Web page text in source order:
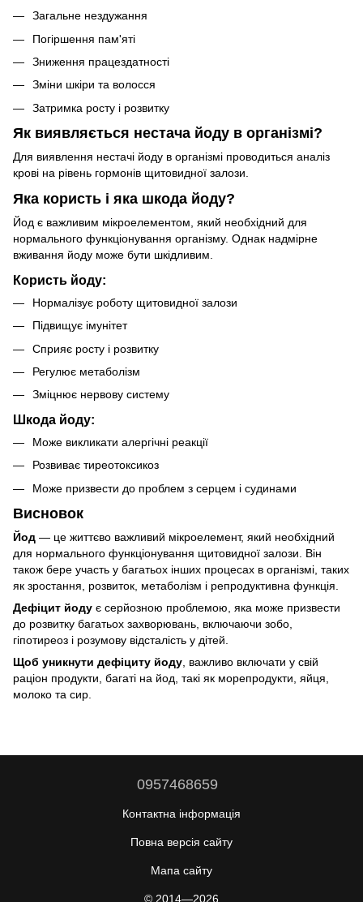
Загальне нездужання
Погіршення пам'яті
Зниження працездатності
Зміни шкіри та волосся
Затримка росту і розвитку
Як виявляється нестача йоду в організмі?
Для виявлення нестачі йоду в організмі проводиться аналіз
крові на рівень гормонів щитовидної залози.
Яка користь і яка шкода йоду?
Йод є важливим мікроелементом, який необхідний для
нормального функціонування організму. Однак надмірне
вживання йоду може бути шкідливим.
Користь йоду:
Нормалізує роботу щитовидної залози
Підвищує імунітет
Сприяє росту і розвитку
Регулює метаболізм
Зміцнює нервову систему
Шкода йоду:
Може викликати алергічні реакції
Розвиває тиреотоксикоз
Може призвести до проблем з серцем і судинами
Висновок
Йод — це життєво важливий мікроелемент, який необхідний
для нормального функціонування щитовидної залози. Він
також бере участь у багатьох інших процесах в організмі, таких
як зростання, розвиток, метаболізм і репродуктивна функція.
Дефіцит йоду є серйозною проблемою, яка може призвести
до розвитку багатьох захворювань, включаючи зобо,
гіпотиреоз і розумову відсталість у дітей.
Щоб уникнути дефіциту йоду, важливо включати у свій
раціон продукти, багаті на йод, такі як морепродукти, яйця,
молоко та сир.
0957468659
Контактна інформація
Повна версія сайту
Мапа сайту
© 2014—2026